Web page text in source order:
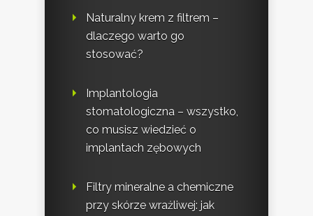
Naturalny krem z filtrem –
dlaczego warto go
stosować?
Implantologia
stomatologiczna – wszystko,
co musisz wiedzieć o
implantach zębowych
Filtry mineralne a chemiczne
przy skórze wrażliwej: jak